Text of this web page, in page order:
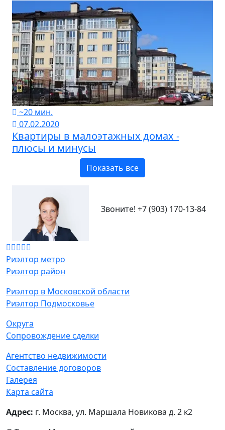
~20 мин.
07.02.2020
Квартиры в малоэтажных домах -
плюсы и минусы
Показать все
Звоните! +7 (903) 170-13-84
Риэлтор метро
Риэлтор район
Риэлтор в Московской области
Риэлтор Подмосковье
Округа
Сопровождение сделки
Агентство недвижимости
Составление договоров
Галерея
Карта сайта
Адрес: г. Москва, ул. Маршала Новикова д. 2 к2